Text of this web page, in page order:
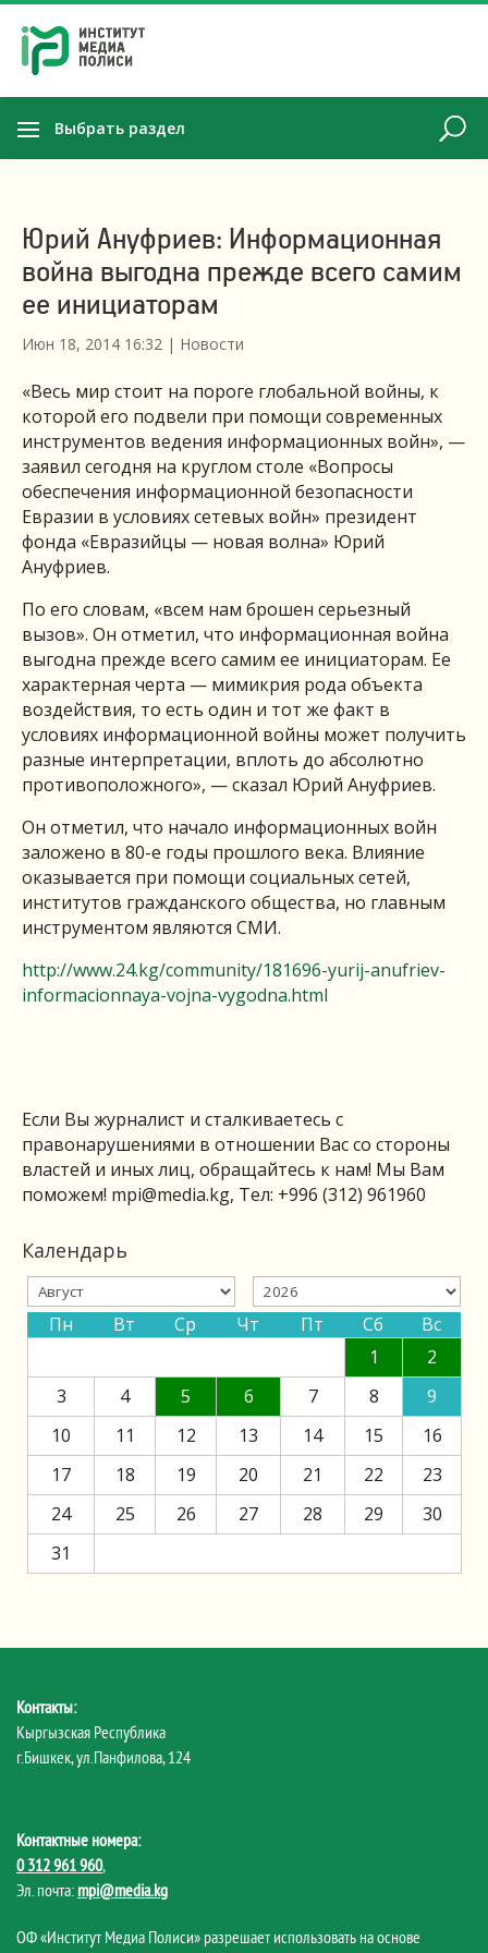
Выбрать раздел
Юрий Ануфриев: Информационная
война выгодна прежде всего самим
ее инициаторам
Июн 18, 2014 16:32 | Новости
«Весь мир стоит на пороге глобальной войны, к
которой его подвели при помощи современных
инструментов ведения информационных войн», —
заявил сегодня на круглом столе «Вопросы
обеспечения информационной безопасности
Евразии в условиях сетевых войн» президент
фонда «Евразийцы — новая волна» Юрий
Ануфриев.
По его словам, «всем нам брошен серьезный
вызов». Он отметил, что информационная война
выгодна прежде всего самим ее инициаторам. Ее
характерная черта — мимикрия рода объекта
воздействия, то есть один и тот же факт в
условиях информационной войны может получить
разные интерпретации, вплоть до абсолютно
противоположного», — сказал Юрий Ануфриев.
Он отметил, что начало информационных войн
заложено в 80-е годы прошлого века. Влияние
оказывается при помощи социальных сетей,
институтов гражданского общества, но главным
инструментом являются СМИ.
http://www.24.kg/community/181696-yurij-anufriev-
informacionnaya-vojna-vygodna.html
Если Вы журналист и сталкиваетесь с
правонарушениями в отношении Вас со стороны
властей и иных лиц, обращайтесь к нам! Мы Вам
поможем! mpi@media.kg, Тел: +996 (312) 961960
Календарь
Пн Вт Ср Чт Пт Сб
Вс
1
2
3
4 5 6 7 8
9
10
11 12 13 14 15
16
17
18 19 20 21 22
23
24
25 26 27 28 29
30
31
Контакты:
Кыргызская Республика
г.Бишкек, ул.Панфилова, 124
Контактные номера:
0 312 961 960,
Эл. почта: mpi@media.kg
ОФ «Институт Медиа Полиси» разрешает использовать на основе